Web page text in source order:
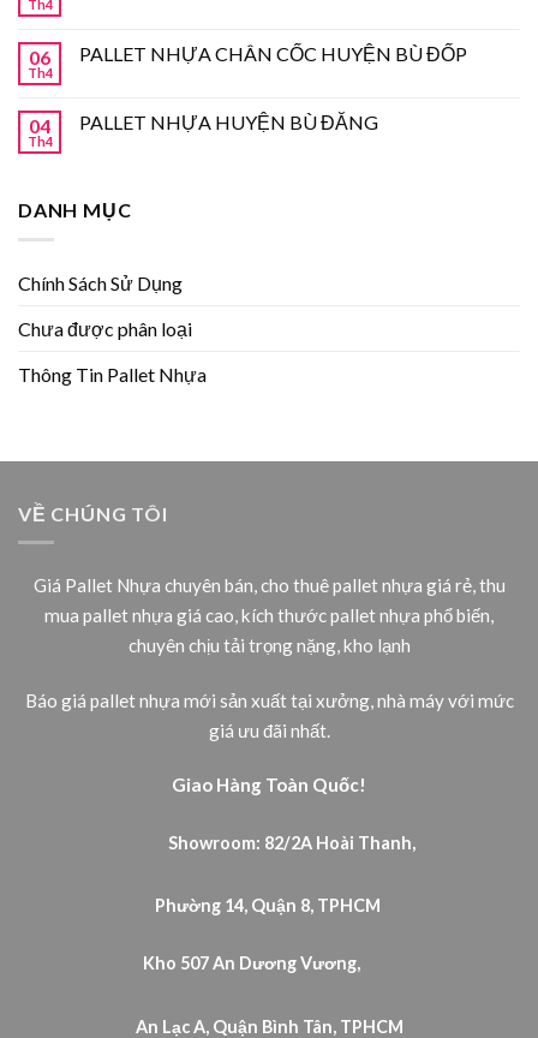
Th4
06
Th4
PALLET NHỰA CHÂN CỐC HUYỆN BÙ ĐỐP
04
Th4
PALLET NHỰA HUYỆN BÙ ĐĂNG
DANH MỤC
Chính Sách Sử Dụng
Chưa được phân loại
Thông Tin Pallet Nhựa
VỀ CHÚNG TÔI
Giá Pallet Nhựa chuyên bán, cho thuê pallet nhựa giá rẻ, thu
mua pallet nhựa giá cao, kích thước pallet nhựa phổ biến,
chuyên chịu tải trọng nặng, kho lạnh
Báo giá pallet nhựa mới sản xuất tại xưởng, nhà máy với mức
giá ưu đãi nhất.
Giao Hàng Toàn Quốc!
Showroom: 82/2A Hoài Thanh,
Phường 14, Quận 8, TPHCM
Kho 507 An Dương Vương,
An Lạc A, Quận Bình Tân, TPHCM